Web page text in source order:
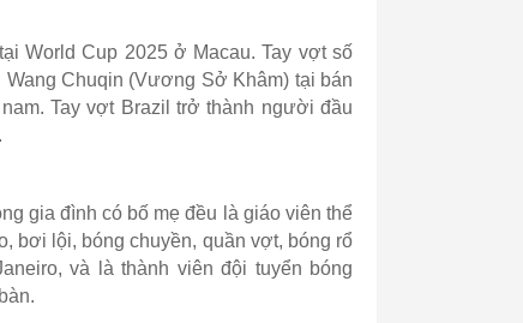
World Cup 2025 ở Macau. Tay vợt số
Chuqin (Vương Sở Khâm) tại bán
Tay vợt Brazil trở thành người đầu
gia đình có bố mẹ đều là giáo viên thể
bơi lội, bóng chuyền, quần vợt, bóng rổ
và là thành viên đội tuyển bóng